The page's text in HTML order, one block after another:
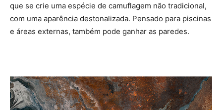
que se crie uma espécie de camuflagem não tradicional,
com uma aparência destonalizada. Pensado para piscinas
e áreas externas, também pode ganhar as paredes.